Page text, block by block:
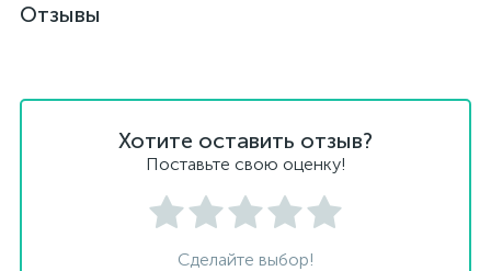
Отзывы
Хотите оставить отзыв?
Поставьте свою оценку!
Сделайте выбор!